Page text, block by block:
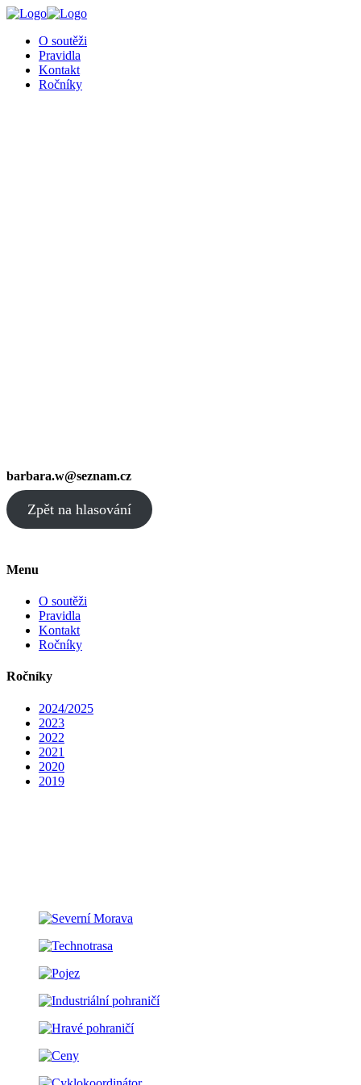
O soutěži
Pravidla
Kontakt
Ročníky
barbara.w@seznam.cz
Zpět na hlasování
Menu
O soutěži
Pravidla
Kontakt
Ročníky
Ročníky
2024/2025
2023
2022
2021
2020
2019